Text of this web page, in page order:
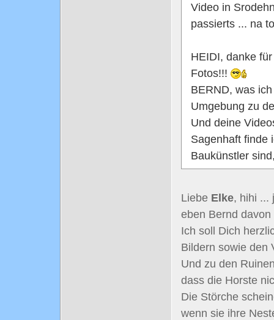
Video in
passierts ... na
HEIDI, danke
Fotos!!!
BERND, was
Umgebung zu
Und deine
Sagenhaft finde
Baukünstler
Liebe Elke, hihi ...
eben Bernd
Ich soll Dich
Bildern sowie den
Und zu den
dass die Horste
Die Störche
wenn sie ihre